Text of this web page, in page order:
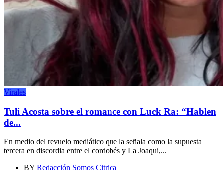
Virales
Tuli Acosta sobre el romance con Luck Ra: “Hablen
de...
En medio del revuelo mediático que la señala como la supuesta
tercera en discordia entre el cordobés y La Joaqui,...
BY Redacción Somos Citrica